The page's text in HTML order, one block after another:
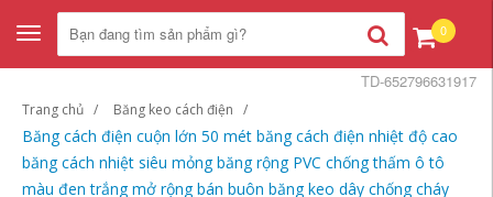
Toggle
navigation
0
Trang chủ Băng keo cách điện
Băng cách điện cuộn lớn 50 mét băng cách điện nhiệt độ cao
băng cách nhiệt siêu mỏng băng rộng PVC chống thấm ô tô
màu đen trắng mở rộng bán buôn băng keo dây chống cháy
TD-652796631917